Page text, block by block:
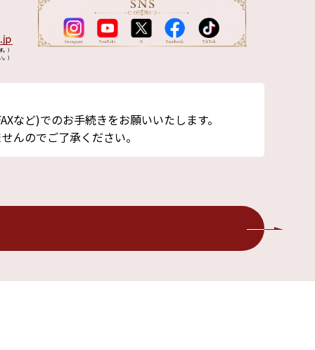
）
）
など)でのお手続きをお願いいたします。
んのでご了承ください。